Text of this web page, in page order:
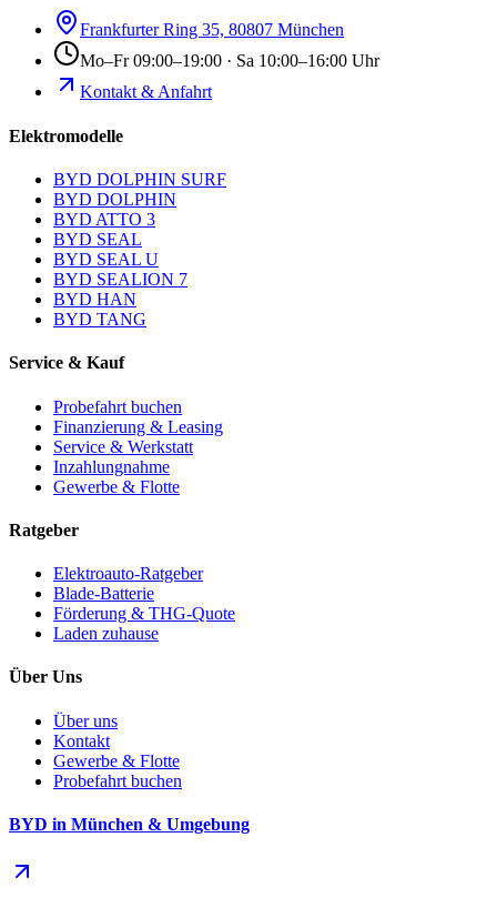
Frankfurter Ring 35, 80807 München
Mo–Fr 09:00–19:00 · Sa 10:00–16:00 Uhr
Kontakt & Anfahrt
Elektromodelle
BYD DOLPHIN SURF
BYD DOLPHIN
BYD ATTO 3
BYD SEAL
BYD SEAL U
BYD SEALION 7
BYD HAN
BYD TANG
Service & Kauf
Probefahrt buchen
Finanzierung & Leasing
Service & Werkstatt
Inzahlungnahme
Gewerbe & Flotte
Ratgeber
Elektroauto-Ratgeber
Blade-Batterie
Förderung & THG-Quote
Laden zuhause
Über Uns
Über uns
Kontakt
Gewerbe & Flotte
Probefahrt buchen
BYD in München & Umgebung